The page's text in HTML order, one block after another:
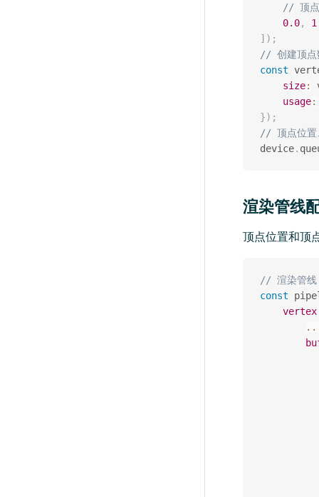
// 顶
0.0,
] ) ;
// 创建顶点
const
size:
usage:
}) ;
// 顶点位置
device.
渲染管线
顶点位置和顶
// 渲染管线
const
vertex